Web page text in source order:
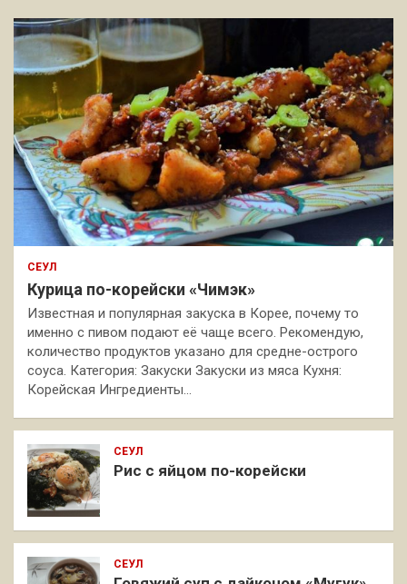
СЕУЛ
Курица по-корейски «Чимэк»
Известная и популярная закуска в Корее, почему то
именно с пивом подают её чаще всего. Рекомендую,
количество продуктов указано для средне-острого
соуса. Категория: Закуски Закуски из мяса Кухня:
Корейская Ингредиенты…
СЕУЛ
Рис с яйцом по-корейски
СЕУЛ